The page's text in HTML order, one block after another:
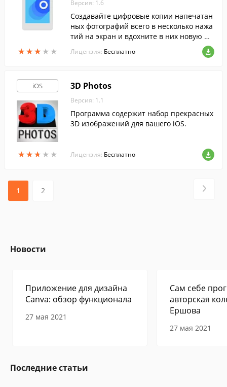
★★★ ★ ★
★★★ ★ ★
Версия: 1.6
Создавайте цифровые копии напечатан
ных фотографий всего в несколько нажа
тий на экран и вдохните в них новую жи
Лицензия: Бесплатно
iOS
★★★ ★ ★
★★★ ★ ★
3D Photos
Версия: 1.1
Программа содержит набор прекрасных
3D изображений для вашего iOS.
Лицензия: Бесплатно
1 2
Новости
Приложение для дизайна
Canva: обзор функционала
27 мая 2021
Сам себе
авторская
Ершова
27 мая 2021
Последние статьи